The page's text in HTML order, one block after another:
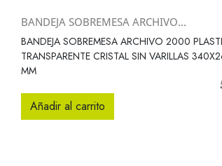
 Vista rápida
BANDEJA SOBREMESA ARCHIVO...
BANDEJA SOBREMESA ARCHIVO 2000
TRANSPARENTE CRISTAL SIN VARILLAS
MM
Añadir al carrito